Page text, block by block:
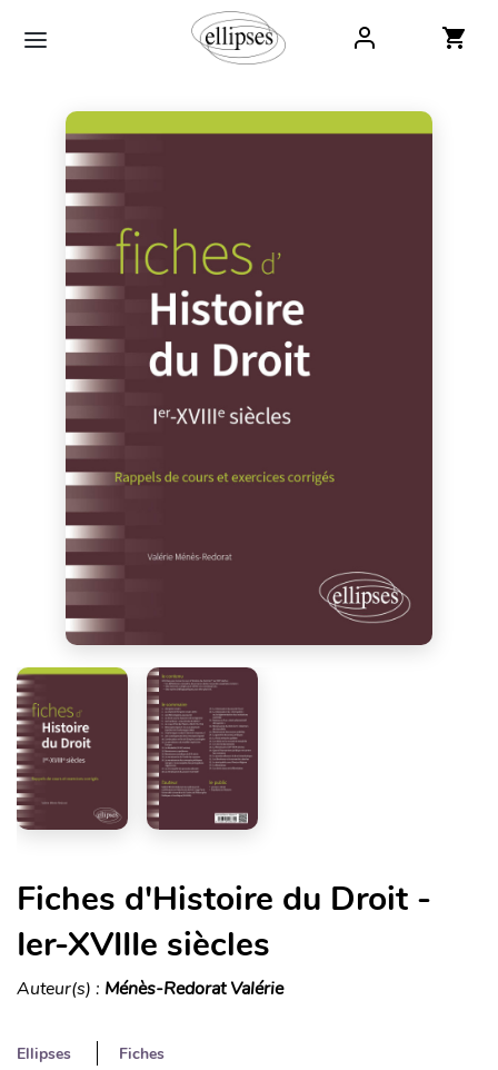
Fiches d'Histoire du Droit -
Ier-XVIIIe siècles
Auteur(s) : Ménès-Redorat Valérie
Ellipses
Fiches